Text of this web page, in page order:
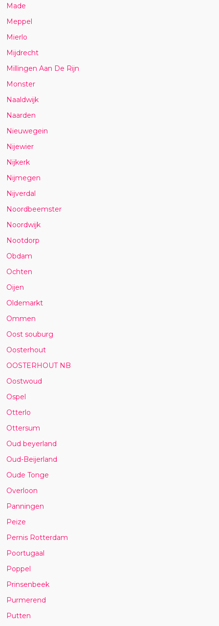
Made
Meppel
Mierlo
Mijdrecht
Millingen Aan De Rijn
Monster
Naaldwijk
Naarden
Nieuwegein
Nijewier
Nijkerk
Nijmegen
Nijverdal
Noordbeemster
Noordwijk
Nootdorp
Obdam
Ochten
Oijen
Oldemarkt
Ommen
Oost souburg
Oosterhout
OOSTERHOUT NB
Oostwoud
Ospel
Otterlo
Ottersum
Oud beyerland
Oud-Beijerland
Oude Tonge
Overloon
Panningen
Peize
Pernis Rotterdam
Poortugaal
Poppel
Prinsenbeek
Purmerend
Putten